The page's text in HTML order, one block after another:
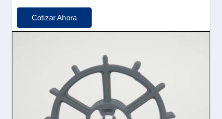
Cotizar Ahora